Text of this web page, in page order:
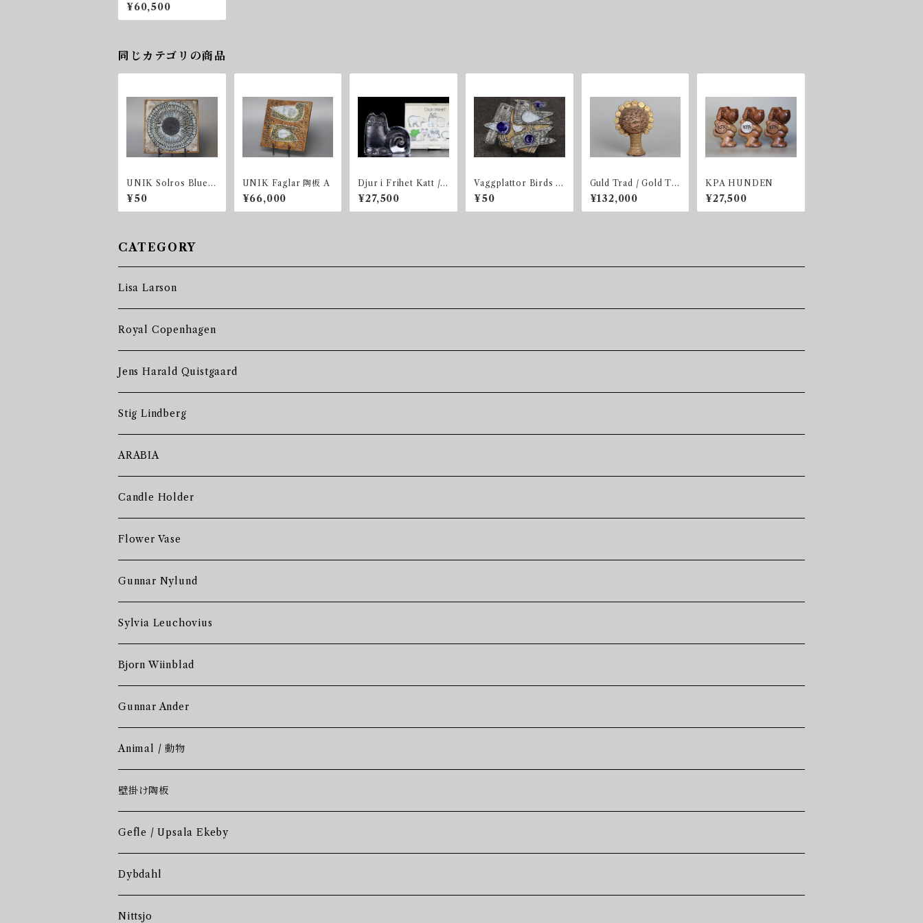
¥60,500
同じカテゴリの商品
UNIK Solros Blue
陶板
¥50
UNIK Faglar 陶板 A
¥66,000
Djur i Frihet Katt /
Cat ネコ BOX付き
¥27,500
Vaggplattor Birds 陶
板
¥50
Guld Trad / Gold Tr
ee
¥132,000
KPA HUNDEN
¥27,500
CATEGORY
Lisa Larson
Royal Copenhagen
Jens Harald Quistgaard
Stig Lindberg
ARABIA
Candle Holder
Flower Vase
Gunnar Nylund
Sylvia Leuchovius
Bjorn Wiinblad
Gunnar Ander
Animal / 動物
壁掛け陶板
Gefle / Upsala Ekeby
Dybdahl
Nittsjo